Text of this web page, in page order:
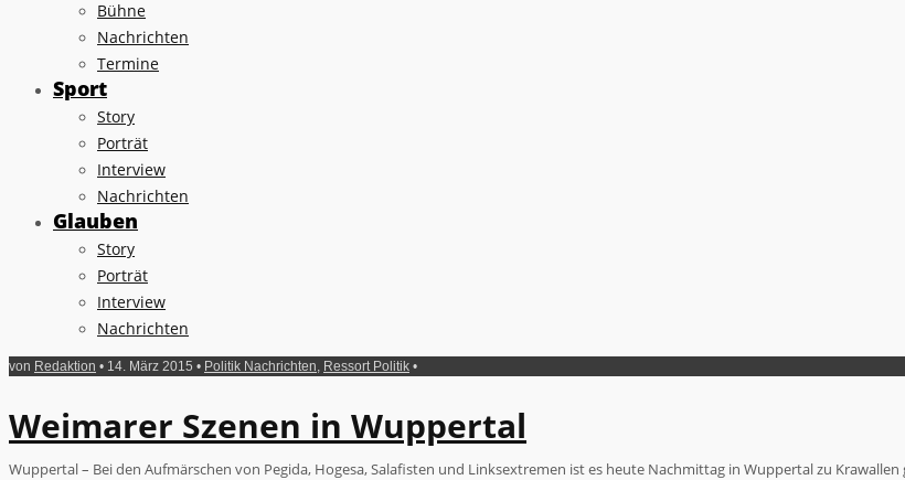
Bühne
Nachrichten
Termine
Sport
Story
Porträt
Interview
Nachrichten
Glauben
Story
Porträt
Interview
Nachrichten
von Redaktion • 14. März 2015 • Politik Nachrichten Ressort Politik •
Weimarer Szenen in Wuppertal
Wuppertal – Bei den Aufmärschen von Pegida, Hogesa, Salafisten und Linksextremen ist es heute Nachmittag in Wuppertal zu